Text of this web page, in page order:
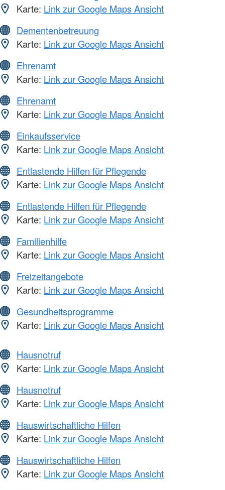
Karte: Link zur Google Maps Ansicht
Dementenbetreuung
Karte: Link zur Google Maps Ansicht
Ehrenamt
Karte: Link zur Google Maps Ansicht
Ehrenamt
Karte: Link zur Google Maps Ansicht
Einkaufsservice
Karte: Link zur Google Maps Ansicht
Entlastende Hilfen für Pflegende
Karte: Link zur Google Maps Ansicht
Entlastende Hilfen für Pflegende
Karte: Link zur Google Maps Ansicht
Familienhilfe
Karte: Link zur Google Maps Ansicht
Freizeitangebote
Karte: Link zur Google Maps Ansicht
Gesundheitsprogramme
Karte: Link zur Google Maps Ansicht
Hausnotruf
Karte: Link zur Google Maps Ansicht
Hausnotruf
Karte: Link zur Google Maps Ansicht
Hauswirtschaftliche Hilfen
Karte: Link zur Google Maps Ansicht
Hauswirtschaftliche Hilfen
Karte: Link zur Google Maps Ansicht